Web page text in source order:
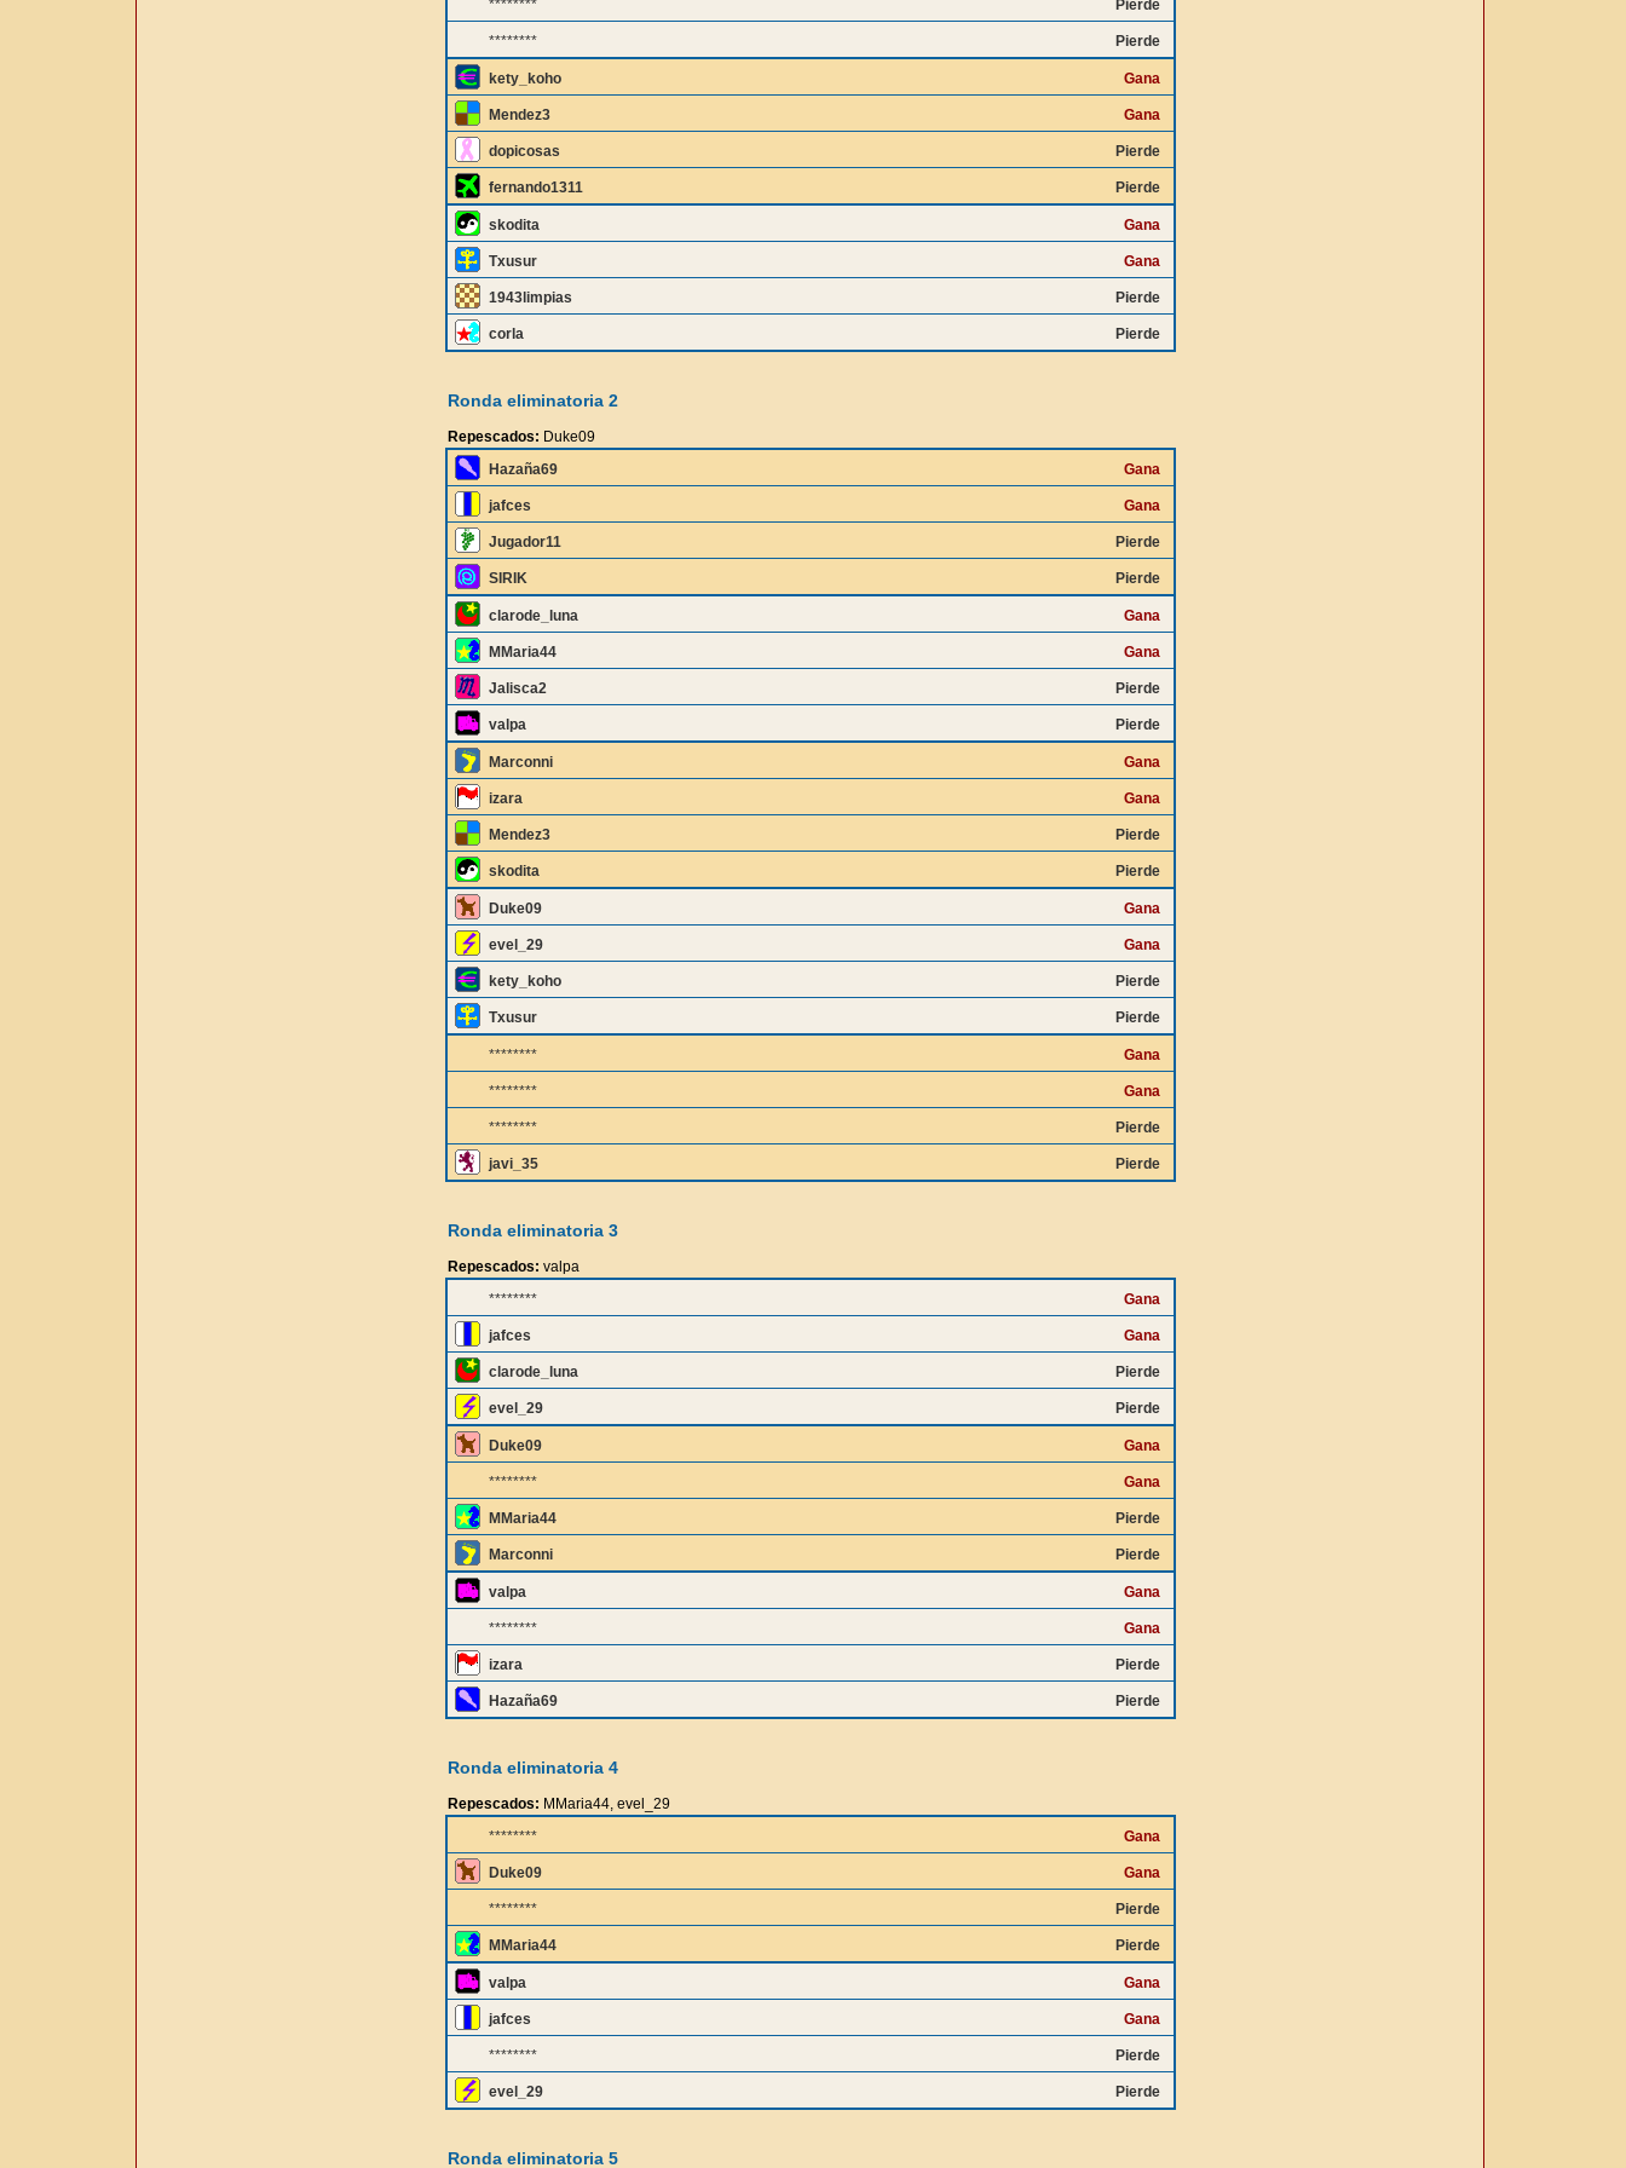
******** Pierde
******** Pierde
kety_koho Gana
Mendez3 Gana
dopicosas Pierde
fernando1311 Pierde
skodita Gana
Txusur Gana
1943limpias Pierde
corla Pierde
Ronda eliminatoria 2
Repescados: Duke09
Hazaña69
Gana
jafces Gana
Jugador11 Pierde
SIRIK Pierde
clarode_luna Gana
MMaria44 Gana
Jalisca2 Pierde
valpa Pierde
Marconni Gana
izara Gana
Mendez3 Pierde
skodita Pierde
Duke09 Gana
evel_29 Gana
kety_koho Pierde
Txusur Pierde
******** Gana
******** Gana
******** Pierde
javi_35 Pierde
Ronda eliminatoria 3
Repescados: valpa
********
Gana
jafces Gana
clarode_luna Pierde
evel_29 Pierde
Duke09 Gana
******** Gana
MMaria44 Pierde
Marconni Pierde
valpa Gana
******** Gana
izara Pierde
Hazaña69 Pierde
Ronda eliminatoria 4
Repescados: MMaria44, evel_29
********
Gana
Duke09 Gana
******** Pierde
MMaria44 Pierde
valpa Gana
jafces Gana
******** Pierde
evel_29 Pierde
Ronda eliminatoria 5